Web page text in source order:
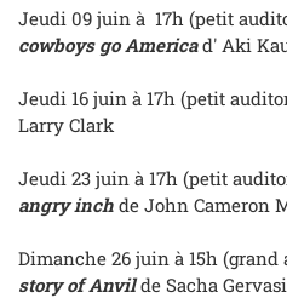
Jeudi 09 juin à 17h (petit
cowboys go Americad' Aki
Jeudi 16 juin à 17h (petit
Larry Clark
Jeudi 23 juin à 17h (petit
angry inch de John Cameron
Dimanche 26 juin à 15h
story of Anvilde Sacha